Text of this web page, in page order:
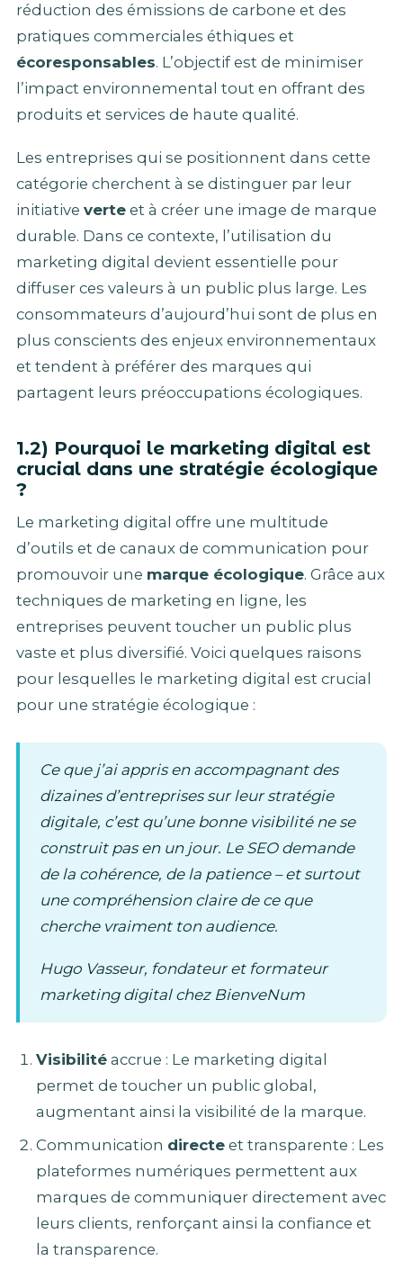
réduction des émissions de carbone et des
pratiques commerciales éthiques et
écoresponsables. L’objectif est de minimiser
l’impact environnemental tout en offrant des
produits et services de haute qualité.
Les entreprises qui se positionnent dans cette
catégorie cherchent à se distinguer par leur
initiative verte et à créer une image de marque
durable. Dans ce contexte, l’utilisation du
marketing digital devient essentielle pour
diffuser ces valeurs à un public plus large. Les
consommateurs d’aujourd’hui sont de plus en
plus conscients des enjeux environnementaux
et tendent à préférer des marques qui
partagent leurs préoccupations écologiques.
1.2) Pourquoi le marketing digital est
crucial dans une stratégie écologique
?
Le marketing digital offre une multitude
d’outils et de canaux de communication pour
promouvoir une marque écologique. Grâce aux
techniques de marketing en ligne, les
entreprises peuvent toucher un public plus
vaste et plus diversifié. Voici quelques raisons
pour lesquelles le marketing digital est crucial
pour une stratégie écologique :
Ce que j’ai appris en accompagnant des
dizaines d’entreprises sur leur stratégie
digitale, c’est qu’une bonne visibilité ne se
construit pas en un jour. Le SEO demande
de la cohérence, de la patience – et surtout
une compréhension claire de ce que
cherche vraiment ton audience.
Hugo Vasseur, fondateur et formateur
marketing digital chez BienveNum
Visibilitéaccrue : Le marketing digital
permet de toucher un public global,
augmentant ainsi la visibilité de la marque.
Communication directeet transparente : Les
plateformes numériques permettent aux
marques de communiquer directement avec
leurs clients, renforçant ainsi la confiance et
la transparence.